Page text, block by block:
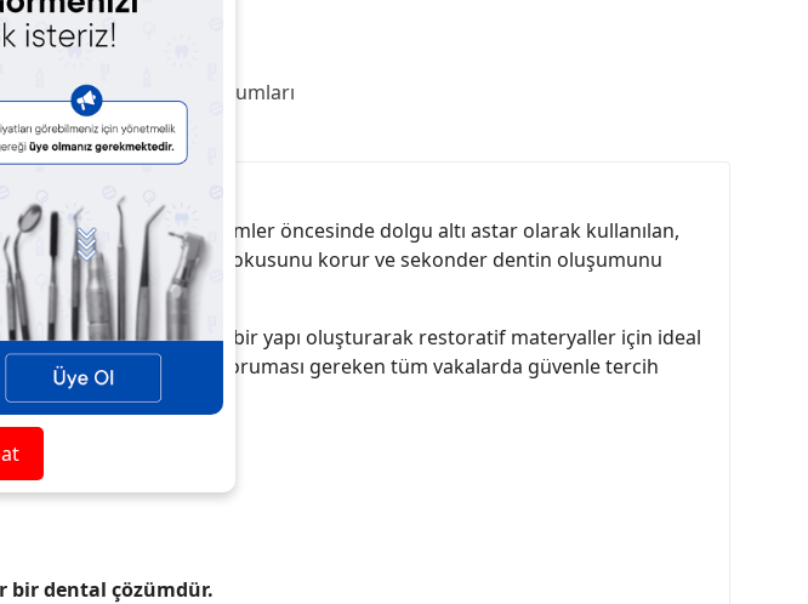
Seçenekleri Ürün Yorumları
ile restoratif işlemler öncesinde dolgu altı astar olarak kullanılan,
etki sağlar, pulpa dokusunu korur ve sekonder dentin oluşumunu
sertleştiğinde dayanıklı bir yapı oluşturarak restoratif materyaller için ideal
ve vital pulpa koruması gereken tüm vakalarda güvenle tercih
bir dental çözümdür.